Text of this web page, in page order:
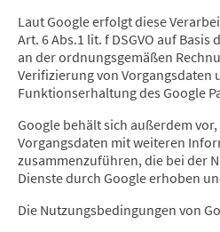
Laut Google erfolgt diese
Art. 6 Abs.1 lit. f DSGVO auf
an der ordnungsgemäßen
Verifizierung von Vorgangsdaten
Funktionserhaltung des Google
Google behält sich außerdem
Vorgangsdaten mit weiteren
zusammenzuführen, die bei der
Dienste durch Google erhoben
Die Nutzungsbedingungen von